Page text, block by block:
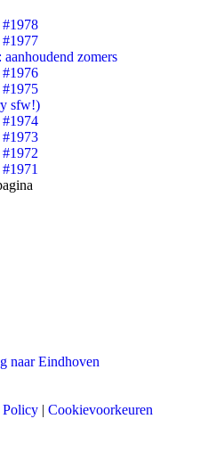
#1978
#1977
zomers
#1976
#1975
sfw!)
#1974
#1973
naar Eindhoven
Policy | Cookievoorkeuren